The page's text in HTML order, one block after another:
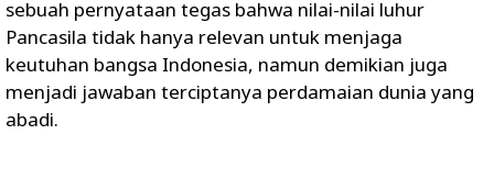
sebuah pernyataan tegas bahwa nilai-nilai luhur
Pancasila tidak hanya relevan untuk menjaga
keutuhan bangsa Indonesia, namun demikian juga
menjadi jawaban terciptanya perdamaian dunia yang
abadi.